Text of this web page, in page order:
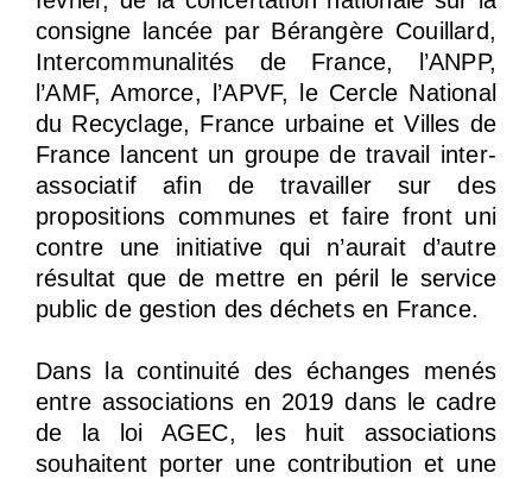
consigne lancée par Bérangère Couillard,
Intercommunalités de France, l’ANPP,
l’AMF, Amorce, l’APVF, le Cercle National
du Recyclage, France urbaine et Villes de
France lancent un groupe de travail inter-
associatif afin de travailler sur des
propositions communes et faire front uni
contre une initiative qui n’aurait d’autre
résultat que de mettre en péril le service
public de gestion des déchets en France.
Dans la continuité des échanges menés
entre associations en 2019 dans le cadre
de la loi AGEC, les huit associations
souhaitent porter une contribution et une